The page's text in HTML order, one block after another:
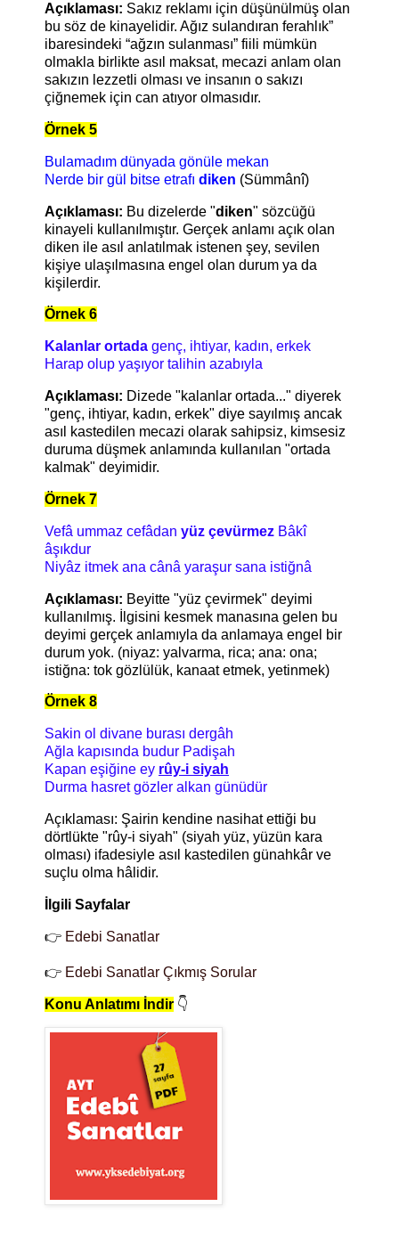
Açıklaması: Sakız reklamı için düşünülmüş olan
bu söz de kinayelidir. Ağız sulandıran ferahlık”
ibaresindeki “ağzın sulanması” fiili mümkün
olmakla birlikte asıl maksat, mecazi anlam olan
sakızın lezzetli olması ve insanın o sakızı
çiğnemek için can atıyor olmasıdır.
Örnek 5
Bulamadım dünyada gönüle mekan
Nerde bir gül bitse etrafı diken (Sümmânî)
Açıklaması: Bu dizelerde "diken" sözcüğü
kinayeli kullanılmıştır. Gerçek anlamı açık olan
diken ile asıl anlatılmak istenen şey, sevilen
kişiye ulaşılmasına engel olan durum ya da
kişilerdir.
Örnek 6
Kalanlar ortada genç, ihtiyar, kadın, erkek
Harap olup yaşıyor talihin azabıyla
Açıklaması: Dizede "kalanlar ortada..." diyerek
"genç, ihtiyar, kadın, erkek" diye sayılmış ancak
asıl kastedilen mecazi olarak sahipsiz, kimsesiz
duruma düşmek anlamında kullanılan "ortada
kalmak" deyimidir.
Örnek 7
Vefâ ummaz cefâdan yüz çevürmez Bâkî
âşıkdur
Niyâz itmek ana cânâ yaraşur sana istiğnâ
Açıklaması: Beyitte "yüz çevirmek" deyimi
kullanılmış. İlgisini kesmek manasına gelen bu
deyimi gerçek anlamıyla da anlamaya engel bir
durum yok. (niyaz: yalvarma, rica; ana: ona;
istiğna: tok gözlülük, kanaat etmek, yetinmek)
Örnek 8
Sakin ol divane burası dergâh
Ağla kapısında budur Padişah
Kapan eşiğine ey rûy-i siyah
Durma hasret gözler alkan günüdür
Açıklaması: Şairin kendine nasihat ettiği bu
dörtlükte "rûy-i siyah" (siyah yüz, yüzün kara
olması) ifadesiyle asıl kastedilen günahkâr ve
suçlu olma hâlidir.
İlgili Sayfalar
👉 Edebi Sanatlar
👉 Edebi Sanatlar Çıkmış Sorular
Konu Anlatımı İndir 👇